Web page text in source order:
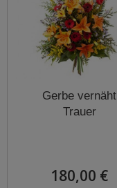
Gerbe vernäht
Trauer
180,00 €